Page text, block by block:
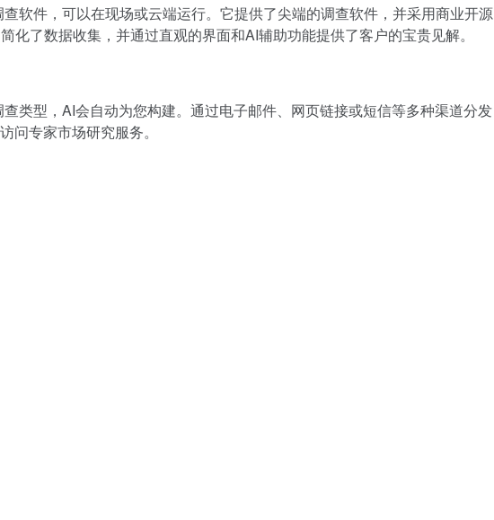
软件，可以在现场或云端运行。它提供了尖端的调查软件，并采用商业开源
化了数据收集，并通过直观的界面和AI辅助功能提供了客户的宝贵见解。
类型，AI会自动为您构建。通过电子邮件、网页链接或短信等多种渠道分发
问专家市场研究服务。